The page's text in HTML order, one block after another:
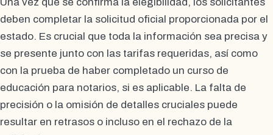
deben completar la solicitud oficial proporcionada por el
estado. Es crucial que toda la información sea precisa y
se presente junto con las tarifas requeridas, así como
con la prueba de haber completado un curso de
educación para notarios, si es aplicable. La falta de
precisión o la omisión de detalles cruciales puede
resultar en retrasos o incluso en el rechazo de la